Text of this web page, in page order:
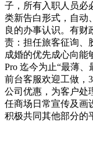
子，所有入职人员必
类新告白形式，自动
良的办事认识。有财
责：担任旅客征询、
成婚的优先成心向能
Pro 迄今为止“最薄、
前台客服欢迎工做，
公司优惠，为客户处
任商场日常宣传及画
积极共同其他部分的